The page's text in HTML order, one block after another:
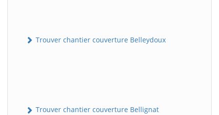
Trouver chantier couverture Belleydoux
Trouver chantier couverture Bellignat